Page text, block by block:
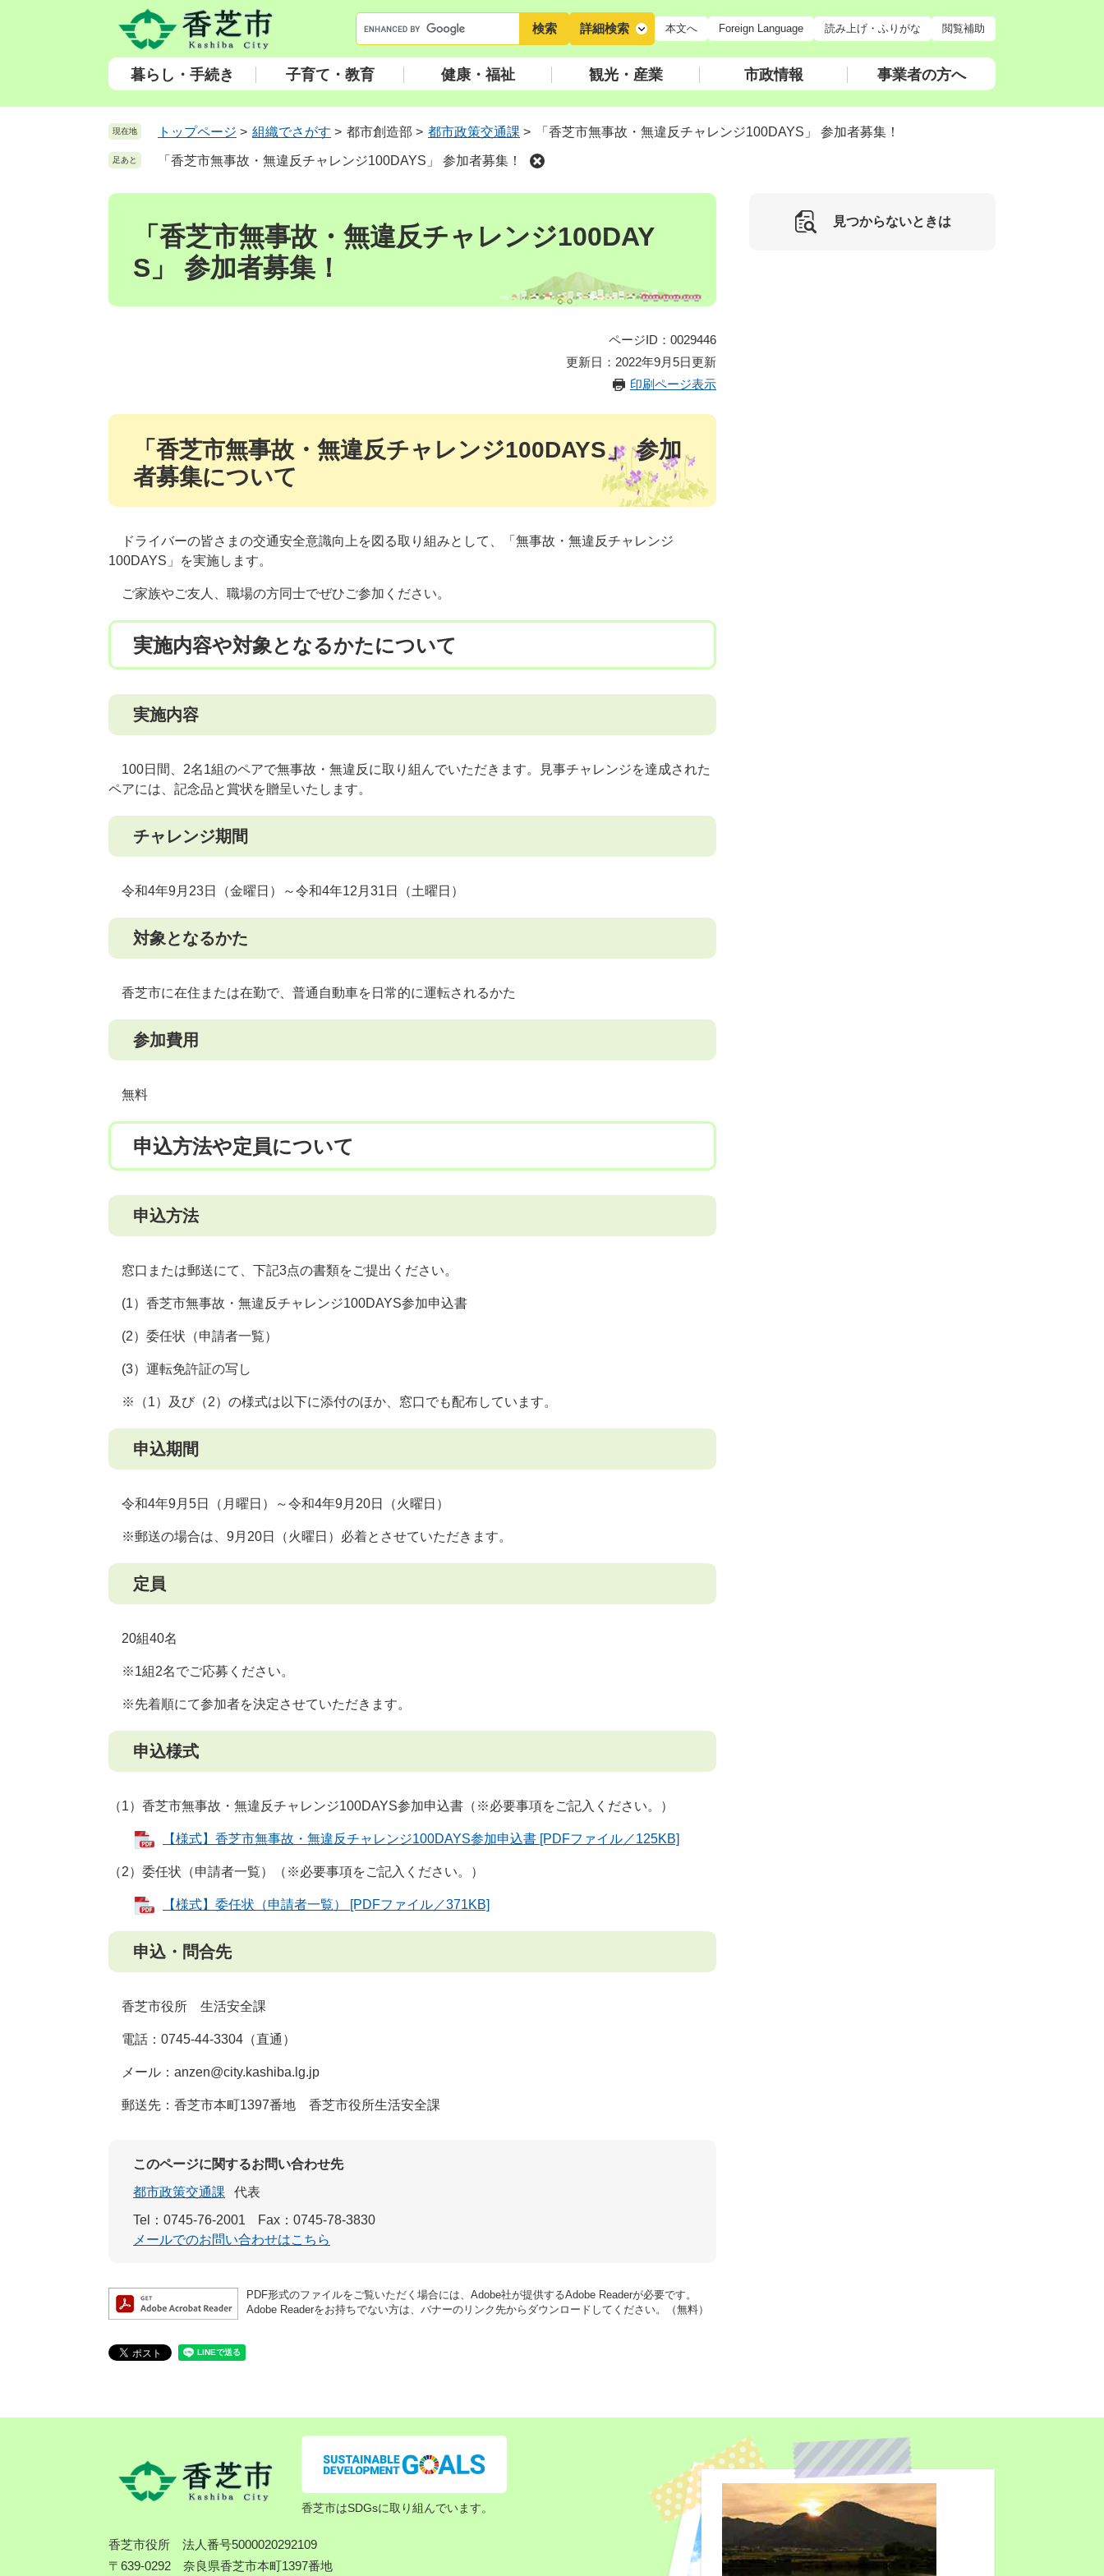
頭
飛
ー
ワ
ー
索
詳細検索 本文へ Foreign Language 読み上げ・ふりがな 閲覧補助
暮らし・手続き 子育て・教育 健康・福祉 観光・産業 市政情報 事業者の方へ
現在地 トップページ > 組織でさがす > 都市創造部 > 都市政策交通課 > 「香芝市無事故・無違反チャレンジ100DAYS」 参加者募集！
足あと 「香芝市無事故・無違反チャレンジ100DAYS」 参加者募集！
本
「香芝市無事故・無違反チャレンジ100DAY
S」 参加者募集！
ページID：0029446
更新日：2022年9月5日更新
印刷ページ表示
「香芝市無事故・無違反チャレンジ100DAYS」 参加
者募集について
ドライバーの皆さまの交通安全意識向上を図る取り組みとして、「無事故・無違反チャレンジ
100DAYS」を実施します。
ご家族やご友人、職場の方同士でぜひご参加ください。
実施内容や対象となるかたについて
実施内容
100日間、2名1組のペアで無事故・無違反に取り組んでいただきます。見事チャレンジを達成された
ペアには、記念品と賞状を贈呈いたします。
チャレンジ期間
令和4年9月23日（金曜日）～令和4年12月31日（土曜日）
対象となるかた
香芝市に在住または在勤で、普通自動車を日常的に運転されるかた
参加費用
無料
申込方法や定員について
申込方法
窓口または郵送にて、下記3点の書類をご提出ください。
(1）香芝市無事故・無違反チャレンジ100DAYS参加申込書
(2）委任状（申請者一覧）
(3）運転免許証の写し
※（1）及び（2）の様式は以下に添付のほか、窓口でも配布しています。
申込期間
令和4年9月5日（月曜日）～令和4年9月20日（火曜日）
※郵送の場合は、9月20日（火曜日）必着とさせていただきます。
定員
20組40名
※1組2名でご応募ください。
※先着順にて参加者を決定させていただきます。
申込様式
（1）香芝市無事故・無違反チャレンジ100DAYS参加申込書（※必要事項をご記入ください。）
【様式】香芝市無事故・無違反チャレンジ100DAYS参加申込書 [PDFファイル／125KB]
（2）委任状（申請者一覧）（※必要事項をご記入ください。）
【様式】委任状（申請者一覧） [PDFファイル／371KB]
申込・問合先
香芝市役所 生活安全課
電話：0745-44-3304（直通）
メール： anzen@city.kashiba.lg.jp
郵送先：香芝市本町1397番地 香芝市役所生活安全課
このページに関するお問い合わせ先
都市政策交通課
代表
Tel：0745-76-2001
Fax：0745-78-3830
メールでのお問い合わせはこちら
PDF形式のファイルをご覧いただく場合には、Adobe社が提供するAdobe Readerが必要です。
Adobe Readerをお持ちでない方は、バナーのリンク先からダウンロードしてください。（無料）
見つからないときは
香芝市はSDGsに取り組んでいます。
香芝市役所
法人番号5000020292109
〒639-0292 奈良県香芝市本町1397番地